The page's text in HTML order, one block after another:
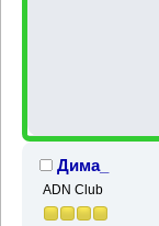
Дима_
ADN Club